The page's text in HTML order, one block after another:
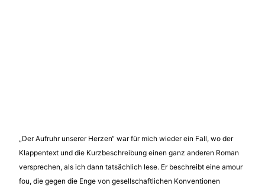
„Der Aufruhr unserer Herzen“ war für mich wieder ein Fall, wo der
Klappentext und die Kurzbeschreibung einen ganz anderen Roman
versprechen, als ich dann tatsächlich lese. Er beschreibt eine amour
fou, die gegen die Enge von gesellschaftlichen Konventionen